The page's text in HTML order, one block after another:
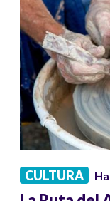
CULTURA